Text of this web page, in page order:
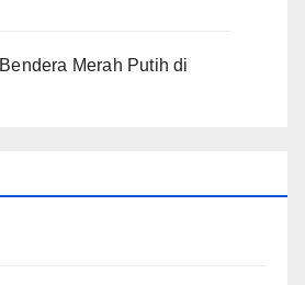
Merah Putih di